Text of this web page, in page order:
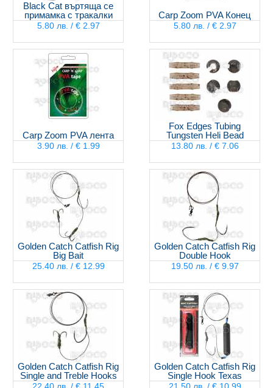
Black Cat въртяща се
примамка с тракалки
5.80 лв. / € 2.97
Carp Zoom PVA Конец
5.80 лв. / € 2.97
Carp Zoom PVA лента
3.90 лв. / € 1.99
Fox Edges Tubing
Tungsten Heli Bead
13.80 лв. / € 7.06
Golden Catch Catfish Rig
Big Bait
25.40 лв. / € 12.99
Golden Catch Catfish Rig
Double Hook
19.50 лв. / € 9.97
Golden Catch Catfish Rig
Single and Treble Hooks
Golden Catch Catfish Rig
Single Hook Texas